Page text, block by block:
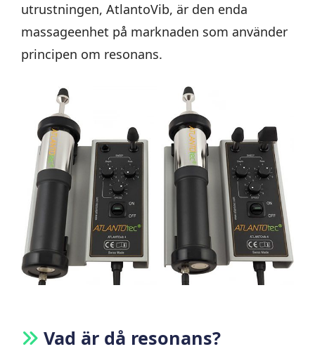
utrustningen, AtlantoVib, är den enda
massageenhet på marknaden som använder
principen om resonans.
Vad är då resonans?